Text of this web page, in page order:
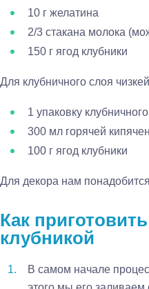
10 г желатина
2/3 стакана молока
150 г ягод клубники
Для клубничного слоя
1 упаковку
300 мл горячей
100 г ягод клубники
Для декора нам
Как
клубникой
В самом начале